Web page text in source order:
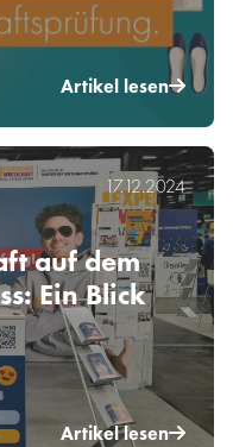
Artikel lesen
17.12.2024
auf dem
Ein Blick
Artikel lesen